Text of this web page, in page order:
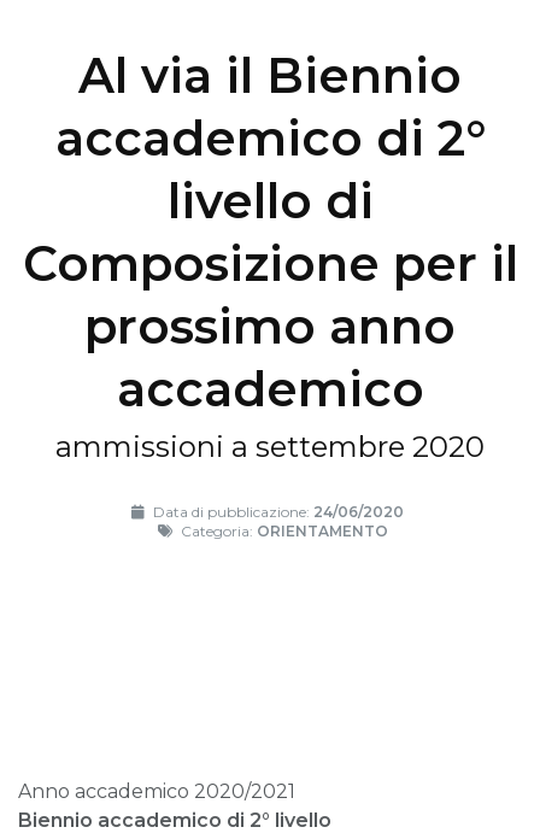
Al via il Biennio
accademico di 2°
livello di
Composizione per il
prossimo anno
accademico
ammissioni a settembre 2020
Data di pubblicazione: 24/06/2020
Categoria: ORIENTAMENTO
Anno accademico 2020/2021
Biennio accademico di 2° livello